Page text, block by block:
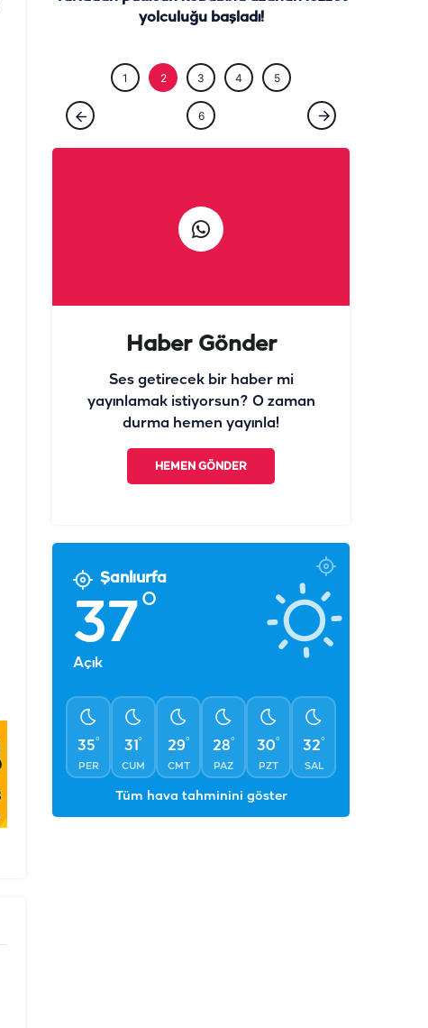
yolculuğu başladı!
1 2 3 4 5
6
Haber Gönder
Ses getirecek bir haber mi
yayınlamak istiyorsun? O zaman
durma hemen yayınla!
HEMEN GÖNDER
Şanlıurfa
37°
Açık
35°
PER
31°
CUM
29°
CMT
28°
PAZ
30°
PZT
32°
SAL
Tüm hava tahminini göster